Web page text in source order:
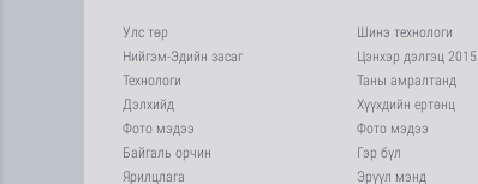
Улс төр
Нийгэм-Эдийн засаг
Технологи
Дэлхийд
Фото мэдээ
Байгаль орчин
Ярилцлага
Шинэ технологи
Цэнхэр дэлгэц 2015
Таны амралтанд
Хүүхдийн ертөнц
Фото мэдээ
Гэр бүл
Эрүүл мэнд